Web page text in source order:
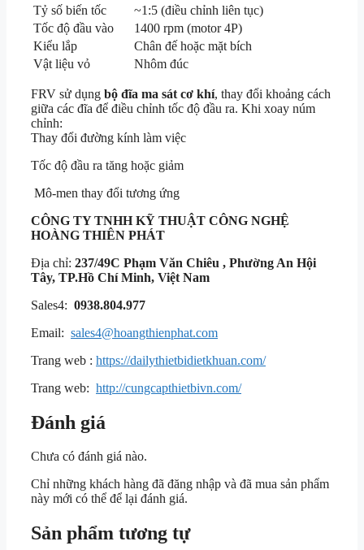
Tỷ số biến tốc
~1:5 (điều chỉnh liên tục)
Tốc độ đầu vào
1400 rpm (motor 4P)
Kiểu lắp
Chân đế hoặc mặt bích
Vật liệu vỏ
Nhôm đúc
FRV sử dụng bộ đĩa ma sát cơ khí, thay đổi khoảng cách
giữa các đĩa để điều chỉnh tốc độ đầu ra. Khi xoay núm
chỉnh:
Thay đổi đường kính làm việc
Tốc độ đầu ra tăng hoặc giảm
Mô-men thay đổi tương ứng
CÔNG TY TNHH KỸ THUẬT CÔNG NGHỆ
HOÀNG THIÊN PHÁT
Địa chỉ: 237/49C Phạm Văn Chiêu , Phường An Hội
Tây, TP.Hồ Chí Minh, Việt Nam
Sales4: 0938.804.977
Email: sales4@hoangthienphat.com
Trang web : https://dailythietbidietkhuan.com/
Trang web: http://cungcapthietbivn.com/
Đánh giá
Chưa có đánh giá nào.
Chỉ những khách hàng đã đăng nhập và đã mua sản phẩm
này mới có thể để lại đánh giá.
Sản phẩm tương tự